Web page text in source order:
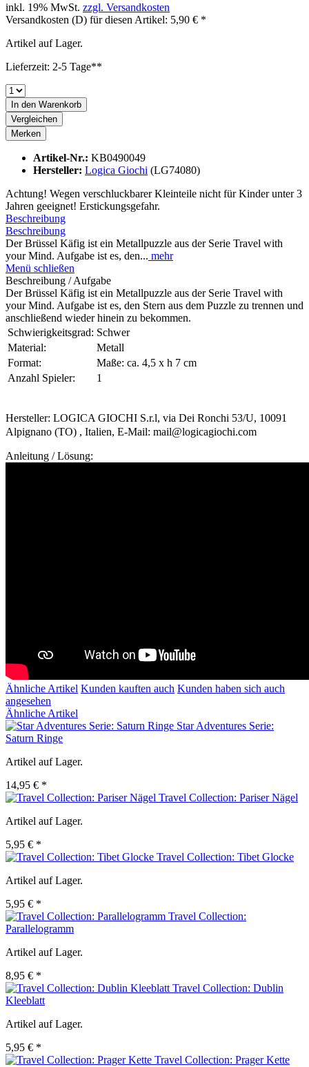
inkl. 19% MwSt. zzgl. Versandkosten
Versandkosten (D) für diesen Artikel: 5,90 € *
Artikel auf Lager.
Lieferzeit: 2-5 Tage**
In den Warenkorb
Vergleichen
Merken
Artikel-Nr.: KB0490049
Hersteller: Logica Giochi (LG74080)
Achtung! Wegen verschluckbarer Kleinteile nicht für Kinder unter 3
Jahren geeignet! Erstickungsgefahr.
Beschreibung
Beschreibung
Der Brüssel Käfig ist ein Metallpuzzle aus der Serie Travel with
your Mind. Aufgabe ist es, den... mehr
Menü schließen
Beschreibung / Aufgabe
Der Brüssel Käfig ist ein Metallpuzzle aus der Serie Travel with
your Mind. Aufgabe ist es, den Stern aus dem Puzzle zu trennen und
anschließend wieder hinein zu bekommen.
Schwierigkeitsgrad: Schwer
Material:
Metall
Format:
Maße: ca. 4,5 x h 7 cm
Anzahl Spieler:
1
Hersteller: LOGICA GIOCHI S.r.l, via Dei Ronchi 53/U, 10091
Alpignano (TO) , Italien, E-Mail: mail@logicagiochi.com
Anleitung / Lösung:
Ähnliche Artikel Kunden kauften auch Kunden haben sich auch
angesehen
Ähnliche Artikel
Star Adventures Serie:
Saturn Ringe
Artikel auf Lager.
14,95 € *
Travel Collection: Pariser Nägel
Artikel auf Lager.
5,95 € *
Travel Collection: Tibet Glocke
Artikel auf Lager.
5,95 € *
Travel Collection:
Parallelogramm
Artikel auf Lager.
8,95 € *
Travel Collection: Dublin
Kleeblatt
Artikel auf Lager.
5,95 € *
Travel Collection: Prager Kette